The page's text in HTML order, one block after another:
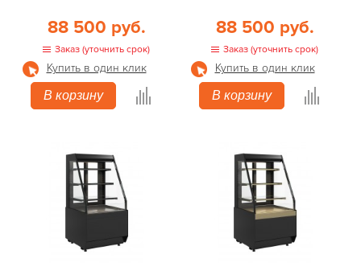
88 500 руб.
Заказ (уточнить срок)
Купить в один клик
В корзину
88 500 руб.
Заказ (уточнить срок)
Купить в один клик
В корзину